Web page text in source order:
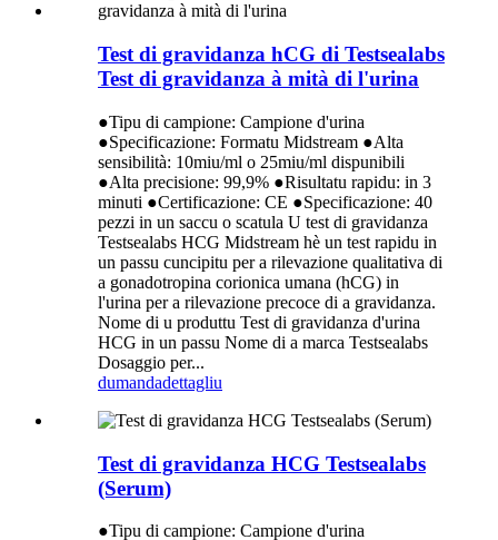
Test di gravidanza hCG di Testsealabs
Test di gravidanza à mità di l'urina
●Tipu di campione: Campione d'urina
●Specificazione: Formatu Midstream ●Alta
sensibilità: 10miu/ml o 25miu/ml dispunibili
●Alta precisione: 99,9% ●Risultatu rapidu: in 3
minuti ●Certificazione: CE ●Specificazione: 40
pezzi in un saccu o scatula U test di gravidanza
Testsealabs HCG Midstream hè un test rapidu in
un passu cuncipitu per a rilevazione qualitativa di
a gonadotropina corionica umana (hCG) in
l'urina per a rilevazione precoce di a gravidanza.
Nome di u produttu Test di gravidanza d'urina
HCG in un passu Nome di a marca Testsealabs
Dosaggio per...
dumandadettagliu
Test di gravidanza HCG Testsealabs
(Serum)
●Tipu di campione: Campione d'urina